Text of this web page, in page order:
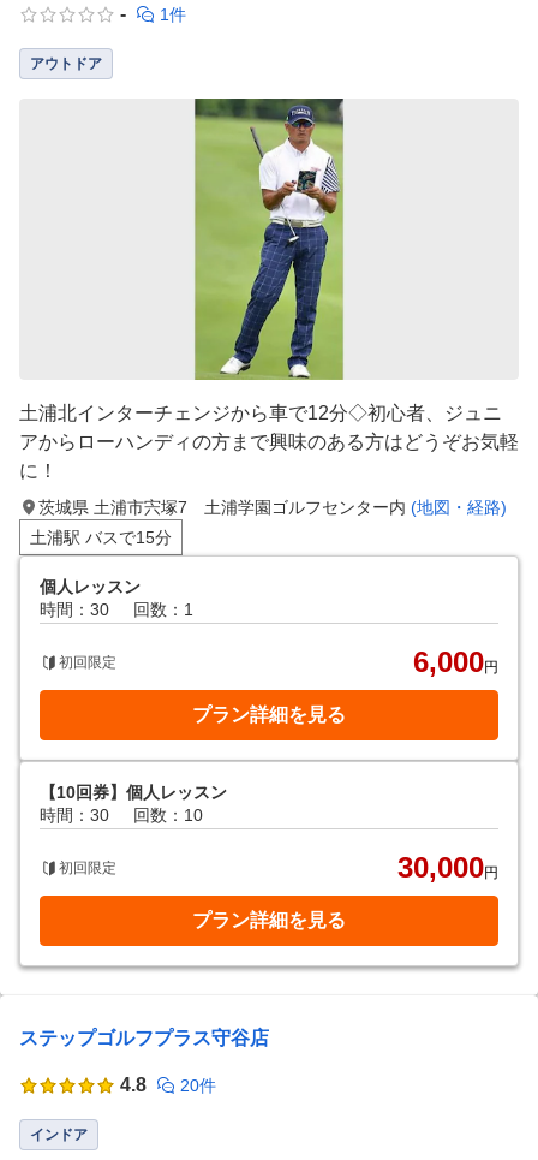
- 1件
アウトドア
土浦北インターチェンジから車で12分◇初心者、ジュニ
アからローハンディの方まで興味のある方はどうぞお気軽
に！
茨城県 土浦市宍塚7 土浦学園ゴルフセンター内 (地図・経路)
土浦駅 バスで15分
個人レッスン
時間：30
回数：1
初回限定 6,000円
プラン詳細を見る
【10回券】個人レッスン
時間：30
回数：10
初回限定 30,000円
プラン詳細を見る
ステップゴルフプラス守谷店
4.8 20件
インドア